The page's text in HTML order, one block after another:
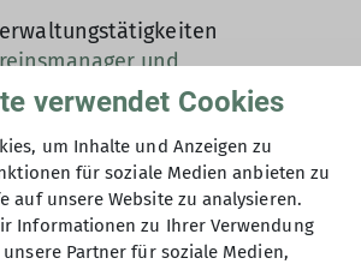
und
weitere Vereinsleben wird
nach Interessen zuGruppen
verwendet Cookies
um Inhalte und Anzeigen zu
für soziale Medien anbieten zu
auf unsere Website zu analysieren.
Informationen zu Ihrer Verwendung
Partner für soziale Medien,